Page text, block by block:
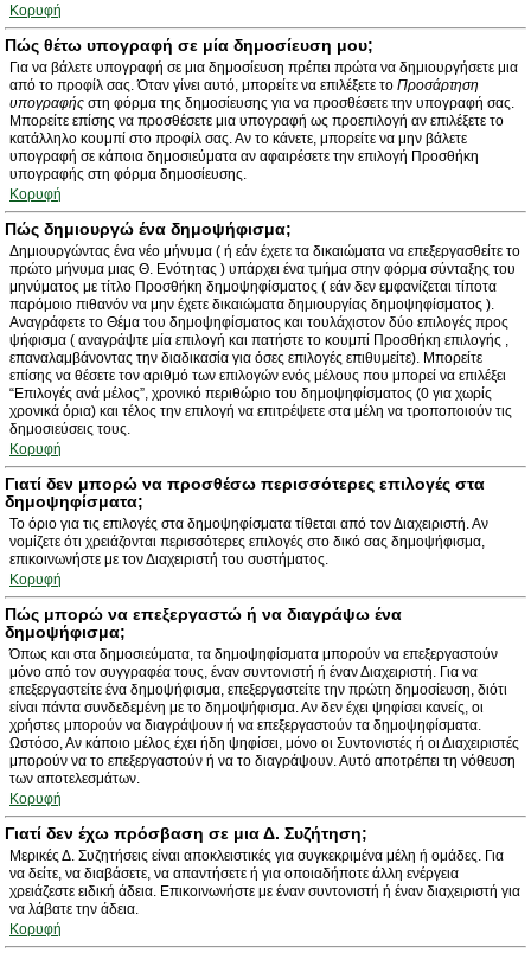
Κορυφή
Πώς θέτω υπογραφή σε μία δημοσίευση μου;
Για να βάλετε υπογραφή σε μια δημοσίευση πρέπει πρώτα να δημιουργήσετε μια
από το προφίλ σας. Όταν γίνει αυτό, μπορείτε να επιλέξετε το Προσάρτηση
υπογραφής στη φόρμα της δημοσίευσης για να προσθέσετε την υπογραφή σας.
Μπορείτε επίσης να προσθέσετε μια υπογραφή ως προεπιλογή αν επιλέξετε το
κατάλληλο κουμπί στο προφίλ σας. Αν το κάνετε, μπορείτε να μην βάλετε
υπογραφή σε κάποια δημοσιεύματα αν αφαιρέσετε την επιλογή Προσθήκη
υπογραφής στη φόρμα δημοσίευσης.
Κορυφή
Πώς δημιουργώ ένα δημοψήφισμα;
Δημιουργώντας ένα νέο μήνυμα ( ή εάν έχετε τα δικαιώματα να επεξεργασθείτε το
πρώτο μήνυμα μιας Θ. Ενότητας ) υπάρχει ένα τμήμα στην φόρμα σύνταξης του
μηνύματος με τίτλο Προσθήκη δημοψηφίσματος ( εάν δεν εμφανίζεται τίποτα
παρόμοιο πιθανόν να μην έχετε δικαιώματα δημιουργίας δημοψηφίσματος ).
Αναγράφετε το Θέμα του δημοψηφίσματος και τουλάχιστον δύο επιλογές προς
ψήφισμα ( αναγράψτε μία επιλογή και πατήστε το κουμπί Προσθήκη επιλογής ,
επαναλαμβάνοντας την διαδικασία για όσες επιλογές επιθυμείτε). Μπορείτε
επίσης να θέσετε τον αριθμό των επιλογών ενός μέλους που μπορεί να επιλέξει
“Επιλογές ανά μέλος”, χρονικό περιθώριο του δημοψηφίσματος (0 για χωρίς
χρονικά όρια) και τέλος την επιλογή να επιτρέψετε στα μέλη να τροποποιούν τις
δημοσιεύσεις τους.
Κορυφή
Γιατί δεν μπορώ να προσθέσω περισσότερες επιλογές στα
δημοψηφίσματα;
Το όριο για τις επιλογές στα δημοψηφίσματα τίθεται από τον Διαχειριστή. Αν
νομίζετε ότι χρειάζονται περισσότερες επιλογές στο δικό σας δημοψήφισμα,
επικοινωνήστε με τον Διαχειριστή του συστήματος.
Κορυφή
Πώς μπορώ να επεξεργαστώ ή να διαγράψω ένα
δημοψήφισμα;
Όπως και στα δημοσιεύματα, τα δημοψηφίσματα μπορούν να επεξεργαστούν
μόνο από τον συγγραφέα τους, έναν συντονιστή ή έναν Διαχειριστή. Για να
επεξεργαστείτε ένα δημοψήφισμα, επεξεργαστείτε την πρώτη δημοσίευση, διότι
είναι πάντα συνδεδεμένη με το δημοψήφισμα. Αν δεν έχει ψηφίσει κανείς, οι
χρήστες μπορούν να διαγράψουν ή να επεξεργαστούν τα δημοψηφίσματα.
Ωστόσο, Αν κάποιο μέλος έχει ήδη ψηφίσει, μόνο οι Συντονιστές ή οι Διαχειριστές
μπορούν να το επεξεργαστούν ή να το διαγράψουν. Αυτό αποτρέπει τη νόθευση
των αποτελεσμάτων.
Κορυφή
Γιατί δεν έχω πρόσβαση σε μια Δ. Συζήτηση;
Μερικές Δ. Συζητήσεις είναι αποκλειστικές για συγκεκριμένα μέλη ή ομάδες. Για
να δείτε, να διαβάσετε, να απαντήσετε ή για οποιαδήποτε άλλη ενέργεια
χρειάζεστε ειδική άδεια. Επικοινωνήστε με έναν συντονιστή ή έναν διαχειριστή για
να λάβατε την άδεια.
Κορυφή